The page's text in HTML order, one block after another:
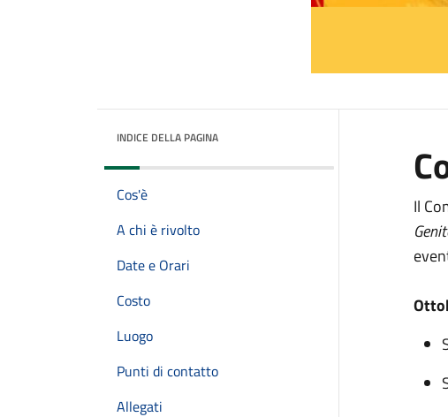
INDICE DELLA PAGINA
Cos'è
A chi è rivolto
Date e Orari
Costo
Luogo
Punti di contatto
Allegati
Il